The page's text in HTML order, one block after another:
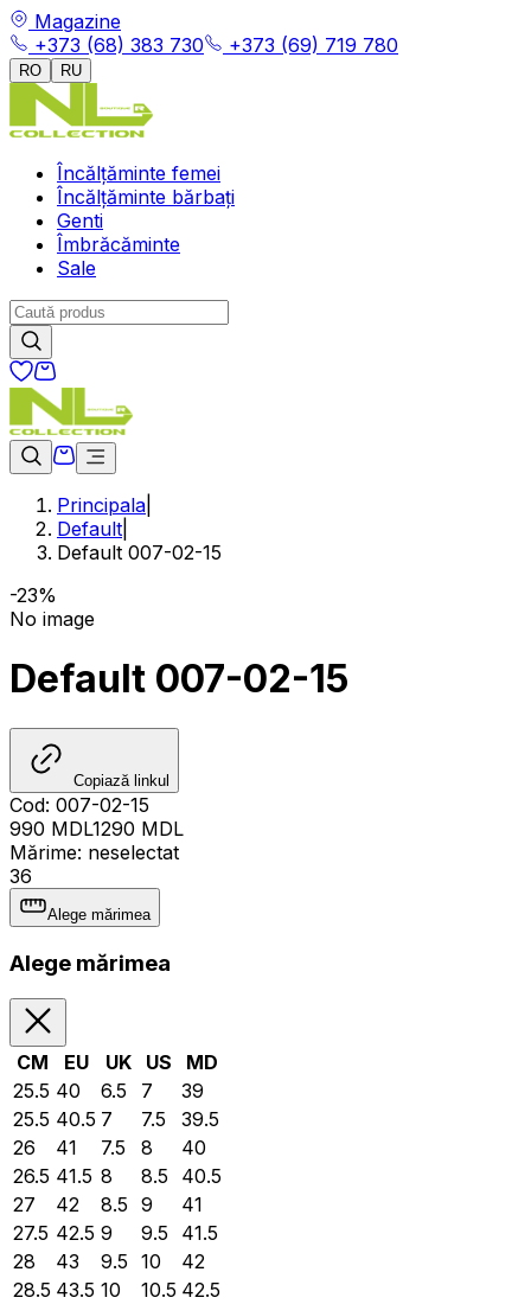
Magazine
+373 (68) 383 730
+373 (69) 719 780
RO RU
Încălțăminte femei
Încălțăminte bărbați
Genti
Îmbrăcăminte
Sale
Principala
Default
Default 007-02-15
-23%
No image
Default 007-02-15
Copiază linkul
Cod: 007-02-15
990 MDL1290 MDL
Mărime: neselectat
36
Alege mărimea
Alege mărimea
CM EU UK US
MD
25.5 40 6.5 7
39
25.5 40.5 7 7.5
39.5
26
41 7.5 8
40
26.5 41.5 8 8.5
40.5
27
42 8.5 9
41
27.5 42.5 9 9.5
41.5
28
43 9.5 10
42
28.5 43.5 10 10.5 42.5